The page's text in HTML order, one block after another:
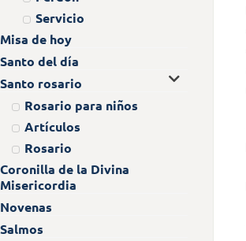
Servicio
Misa de hoy
Santo del día
Santo rosario
Rosario para niños
Artículos
Rosario
Coronilla de la Divina
Misericordia
Novenas
Salmos